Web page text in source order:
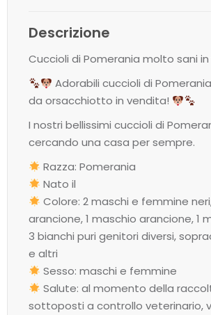
Descrizione
Cuccioli di Pomerania molto sani
Adorabili cuccioli di
da orsacchiotto in vendita!
I nostri bellissimi cuccioli di
cercando una casa per sempre.
Razza: Pomerania
Nato il
Colore: 2 maschi e femmine
arancione, 1 maschio arancione, 1
3 bianchi puri genitori diversi,
e altri
Sesso: maschi e femmine
Salute: al momento della
sottoposti a controllo veterinario,